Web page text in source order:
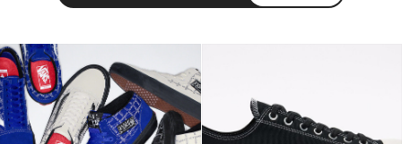
kjgsb
kjgsb 님의 블로그입니다.
구독하기 카카오톡 트위터